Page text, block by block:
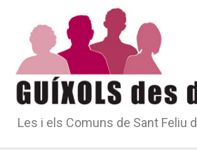
Les i els Comuns de Sant Feliu